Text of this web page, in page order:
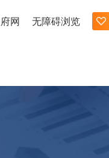
网 无障碍浏览